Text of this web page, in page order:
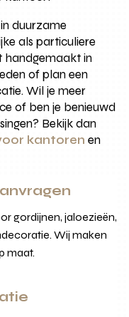
duurzame
als particuliere
in
of plan een
Wil je meer
of ben je benieuwd
Bekijk dan
kantoren en
gordijnen, jaloezieën,
Wij maken
maat.